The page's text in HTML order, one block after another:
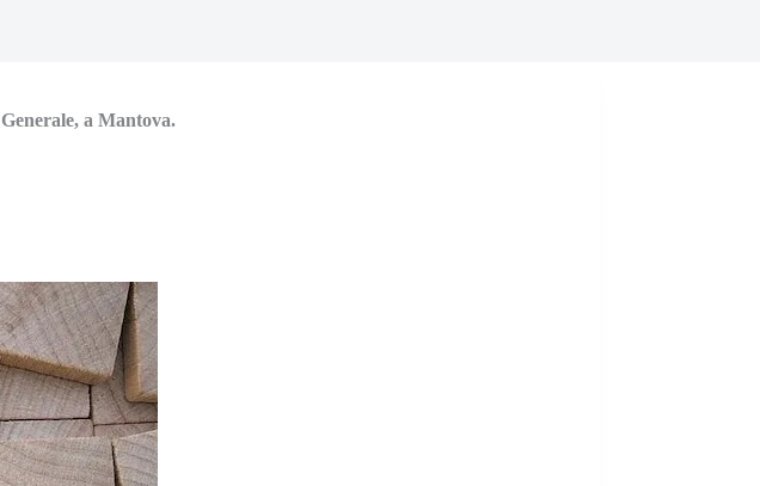
Generale, a Mantova.